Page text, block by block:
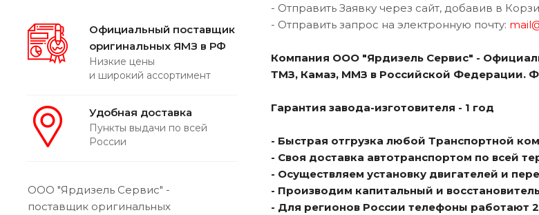
- Отправить Заявку через сайт, добавив в
- Отправить запрос на электронную почту:
Компания ООО "Ярдизель Сервис" -
ТМЗ, Камаз, ММЗ в Российской Федерации.
Гарантия завода-изготовителя - 1 год
- Быстрая отгрузка любой Транспортной
- Своя доставка автотранспортом по всей
- Осуществляем установку двигателей и
- Производим капитальный и
- Для регионов России телефоны работают
Официальный поставщик
оригинальных ЯМЗ в РФ
Низкие цены
и широкий ассортимент
Удобная доставка
Пункты выдачи по всей
России
ООО "Ярдизель Сервис" -
поставщик оригинальных